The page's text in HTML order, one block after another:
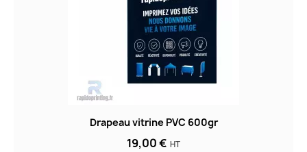
Drapeau vitrine PVC 600gr
19,00 € HT